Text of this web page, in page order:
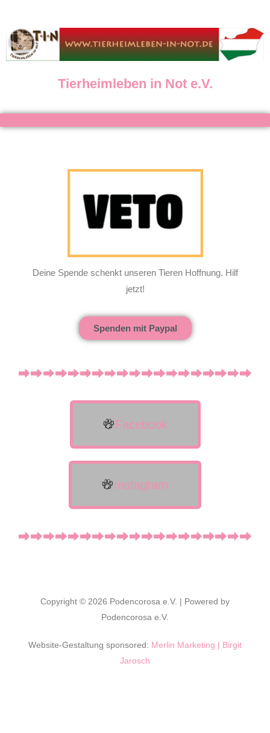
Tierheimleben in Not e.V.
Deine Spende schenkt unseren Tieren Hoffnung. Hilf
jetzt!
Spenden mit Paypal
Facebook
Instagram
Copyright © 2026 Podencorosa e.V. | Powered by
Podencorosa e.V.
Website-Gestaltung sponsored: Merlin Marketing | Birgit
Jarosch